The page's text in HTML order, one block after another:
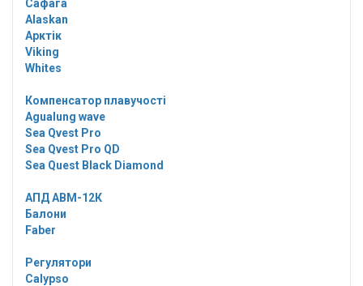
Сафага
Alaskan
Арктік
Viking
Whites
Компенсатор плавучості
Agualung wave
Sea Qvest Pro
Sea Qvest Pro QD
Sea Quest Black Diamond
АПД АВМ-12К
Балони
Faber
Регулятори
Calypso